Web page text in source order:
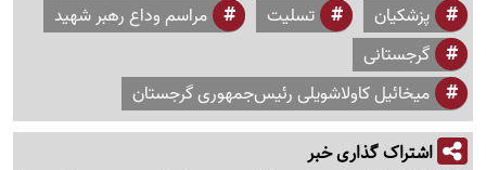
پزشکیان تسلیت
مراسم وداع رهبر شهید
گرجستانی
میخائیل کاولاشویلی رئیس‌جمهوری گرجستان
اشتراک گذاری خبر